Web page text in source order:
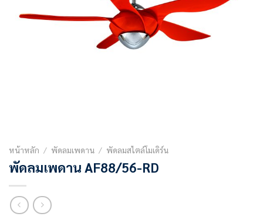
หน้าหลัก / พัดลมเพดาน / พัดลมสไตล์โมเดิร์น
พัดลมเพดาน AF88/56-RD